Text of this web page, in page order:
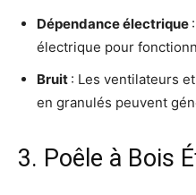
Dépendance électrique
électrique pour
Bruit : Les ventilateurs
en granulés peuvent
3. Poêle à Bois